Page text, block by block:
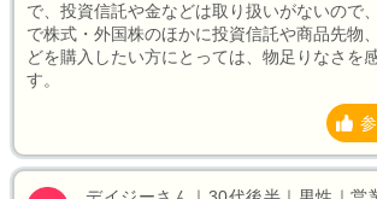
で、投資信託や金などは取り扱いがないので
で株式・外国株のほかに投資信託や商品先物
どを購入したい方にとっては、物足りなさを
す。